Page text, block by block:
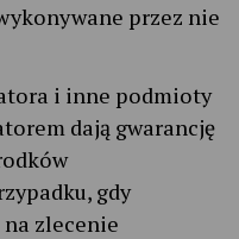
przez nie
i inne podmioty
dają gwarancję
gdy
na zlecenie